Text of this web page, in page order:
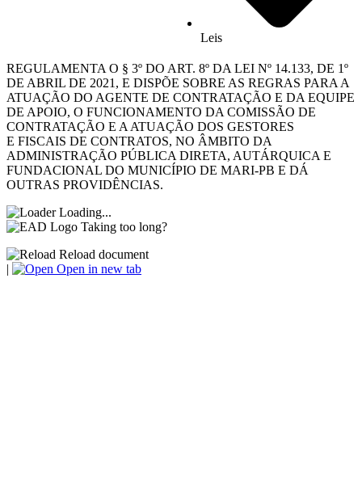
Leis
REGULAMENTA O § 3º DO ART. 8º DA LEI Nº 14.133, DE 1º
DE ABRIL DE 2021, E DISPÕE SOBRE AS REGRAS PARA A
ATUAÇÃO DO AGENTE DE CONTRATAÇÃO E DA EQUIPE
DE APOIO, O FUNCIONAMENTO DA COMISSÃO DE
CONTRATAÇÃO E A ATUAÇÃO DOS GESTORES
E FISCAIS DE CONTRATOS, NO ÂMBITO DA
ADMINISTRAÇÃO PÚBLICA DIRETA, AUTÁRQUICA E
FUNDACIONAL DO MUNICÍPIO DE MARI-PB E DÁ
OUTRAS PROVIDÊNCIAS.
Loading...
Taking too long?
Reload document
|
Open in new tab